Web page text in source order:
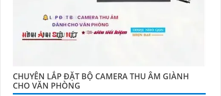
CHUYÊN LẮP ĐẶT BỘ CAMERA THU ÂM GIÀNH
CHO VĂN PHÒNG